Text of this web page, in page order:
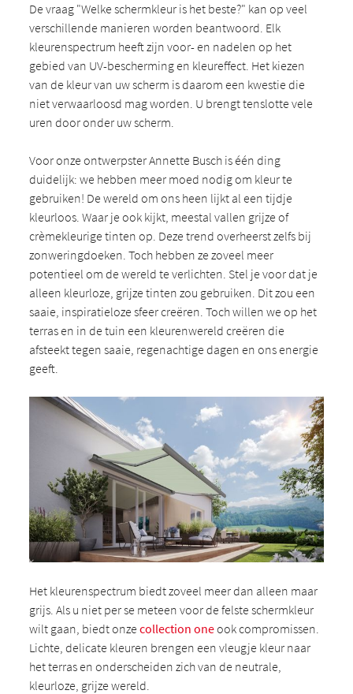
De vraag "Welke schermkleur is het beste?" kan op veel
verschillende manieren worden beantwoord. Elk
kleurenspectrum heeft zijn voor- en nadelen op het
gebied van UV-bescherming en kleureffect. Het kiezen
van de kleur van uw scherm is daarom een kwestie die
niet verwaarloosd mag worden. U brengt tenslotte vele
uren door onder uw scherm.
Voor onze ontwerpster Annette Busch is één ding
duidelijk: we hebben meer moed nodig om kleur te
gebruiken! De wereld om ons heen lijkt al een tijdje
kleurloos. Waar je ook kijkt, meestal vallen grijze of
crèmekleurige tinten op. Deze trend overheerst zelfs bij
zonweringdoeken. Toch hebben ze zoveel meer
potentieel om de wereld te verlichten. Stel je voor dat je
alleen kleurloze, grijze tinten zou gebruiken. Dit zou een
saaie, inspiratieloze sfeer creëren. Toch willen we op het
terras en in de tuin een kleurenwereld creëren die
afsteekt tegen saaie, regenachtige dagen en ons energie
geeft.
Het kleurenspectrum biedt zoveel meer dan alleen maar
grijs. Als u niet per se meteen voor de felste schermkleur
wilt gaan, biedt onzecollection oneook compromissen.
Lichte, delicate kleuren brengen een vleugje kleur naar
het terras en onderscheiden zich van de neutrale,
kleurloze, grijze wereld.